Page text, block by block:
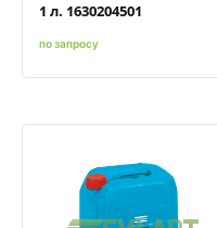
1 л. 1630204501
по запросу